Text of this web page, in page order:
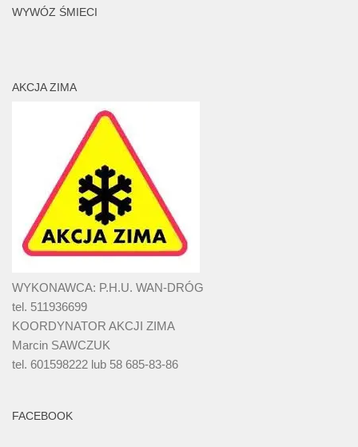
WYWÓZ ŚMIECI
AKCJA ZIMA
WYKONAWCA: P.H.U. WAN-DRÓG
tel. 511936699
KOORDYNATOR AKCJI ZIMA
Marcin SAWCZUK
tel. 601598222 lub 58 685-83-86
FACEBOOK